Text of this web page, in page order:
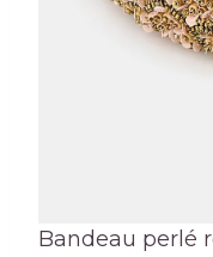
Bandeau perlé